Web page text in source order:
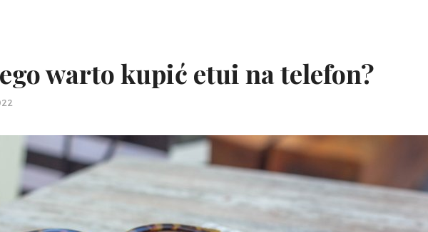
warto kupić etui na telefon?